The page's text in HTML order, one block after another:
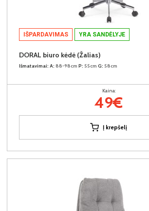
IŠPARDAVIMAS YRA SANDĖLYJE
DORAL biuro kėdė (Žalias)
Išmatavimai: A: 88-98cm P: 55cm G: 58cm
Kaina:
49€
Į krepšelį